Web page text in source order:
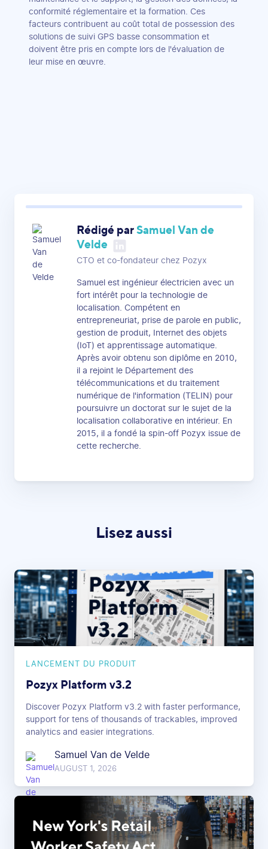
conformité réglementaire et la formation. Ces
facteurs contribuent au coût total de possession des
solutions de suivi GPS basse consommation et
doivent être pris en compte lors de l'évaluation de
leur mise en œuvre.
Rédigé parSamuel Van de
Velde
CTO et co-fondateur chez Pozyx
Samuel est ingénieur électricien avec un
fort intérêt pour la technologie de
localisation. Compétent en
entrepreneuriat, prise de parole en public,
gestion de produit, Internet des objets
(IoT) et apprentissage automatique.
Après avoir obtenu son diplôme en 2010,
il a rejoint le Département des
télécommunications et du traitement
numérique de l'information (TELIN) pour
poursuivre un doctorat sur le sujet de la
localisation collaborative en intérieur. En
2015, il a fondé la spin-off Pozyx issue de
cette recherche.
Lisez aussi
LANCEMENT DU PRODUIT
Pozyx Platform v3.2
Discover Pozyx Platform v3.2 with faster performance,
support for tens of thousands of trackables, improved
analytics and easier integrations.
Samuel Van de Velde
AUGUST 1, 2026